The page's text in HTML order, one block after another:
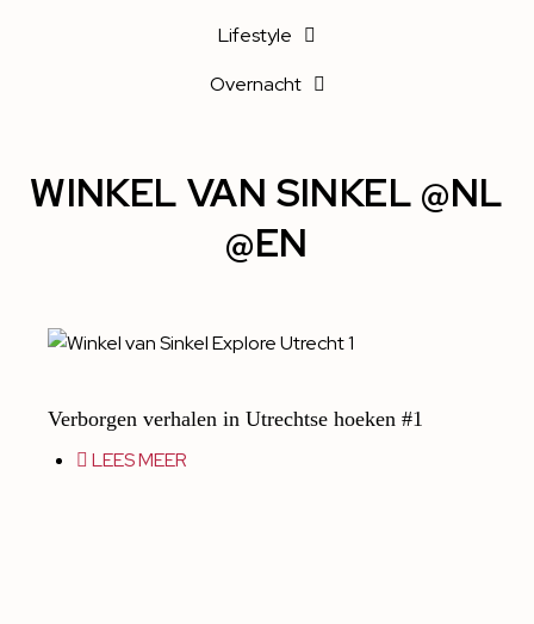
Lifestyle
Overnacht
WINKEL VAN SINKEL @NL
@EN
Verborgen verhalen in Utrechtse hoeken #1
LEES MEER